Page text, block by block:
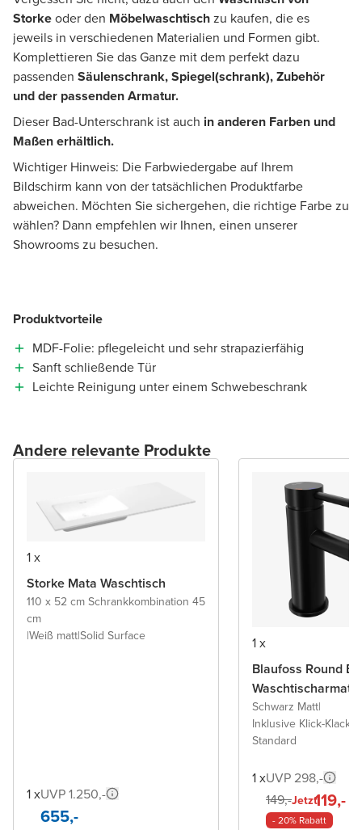
Storkeoder den Möbelwaschtischzu kaufen, die es
jeweils in verschiedenen Materialien und Formen gibt.
Komplettieren Sie das Ganze mit dem perfekt dazu
passenden Säulenschrank, Spiegel(schrank), Zubehör
und der passenden Armatur.
Dieser Bad-Unterschrank ist auch in anderen Farben und
Maßen erhältlich.
Wichtiger Hinweis: Die Farbwiedergabe auf Ihrem
Bildschirm kann von der tatsächlichen Produktfarbe
abweichen. Möchten Sie sichergehen, die richtige Farbe zu
wählen? Dann empfehlen wir Ihnen, einen unserer
Showrooms zu besuchen.
Produktvorteile
MDF-Folie: pflegeleicht und sehr strapazierfähig
Sanft schließende Tür
Leichte Reinigung unter einem Schwebeschrank
Andere relevante Produkte
1 x
Storke Mata Waschtisch
110 x 52 cm Schrankkombination 45
cm
|Weiß matt|Solid Surface
1 xUVP 1.250,-
655,-
1 x
Blaufoss Round
Schwarz Matt|
Inklusive Klick-Klack
Standard
1 xUVP 298,-
149,-Jetzt119,-
- 20% Rabatt